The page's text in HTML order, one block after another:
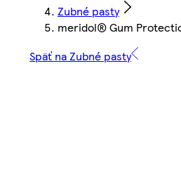
Zubné pasty
meridol® Gum
Späť na Zubné pasty